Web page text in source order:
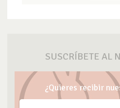
SUSCRÍBETE AL
¿Quieres recibir